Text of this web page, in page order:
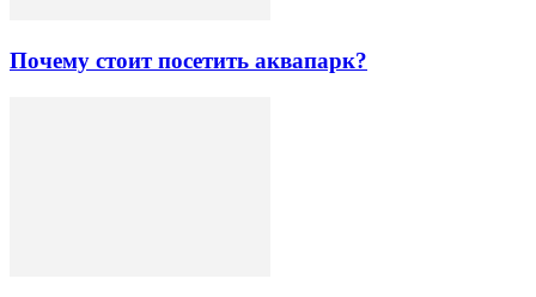
Почему стоит посетить аквапарк?